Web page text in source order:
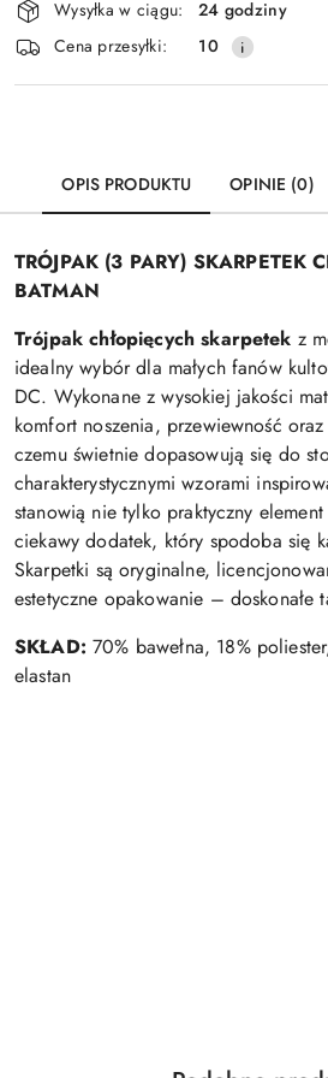
i
dostawa
Wysyłka w ciągu:
24 godziny
Cena przesyłki:
10
OPIS PRODUKTU OPINIE (0)
TRÓJPAK (3 PARY) SKARPETEK
BATMAN
Trójpak chłopięcych skarpetek z
idealny wybór dla małych fanów
DC. Wykonane z wysokiej jakości
komfort noszenia, przewiewność
czemu świetnie dopasowują się do
charakterystycznymi wzorami
stanowią nie tylko praktyczny
ciekawy dodatek, który spodoba się
Skarpetki są oryginalne,
estetyczne opakowanie – doskonałe
SKŁAD: 70% bawełna, 18%
elastan